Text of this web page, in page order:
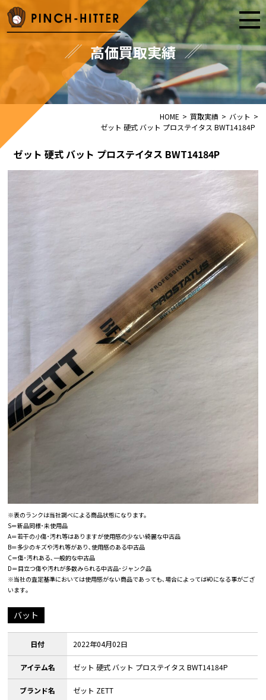
高価買取実績
HOME > 買取実績 > バット >
ゼット 硬式 バット プロステイタス BWT14184P
ゼット 硬式 バット プロステイタス BWT14184P
※表のランクは当社調べによる商品状態になります。
S＝新品同様･未使用品
A＝若干の小傷･汚れ等はありますが使用感の少ない綺麗な中古品
B＝多少のキズや汚れ等があり､使用感のある中古品
C＝傷･汚れある､一般的な中古品
D＝目立つ傷や汚れが多数みられる中古品･ジャンク品
※当社の査定基準においては使用感がない商品であっても､場合によっては¥0になる事がござ
います｡
バット
日付 2022年04月02日
アイテム名 ゼット 硬式 バット プロステイタス BWT14184P
ブランド名 ゼット ZETT